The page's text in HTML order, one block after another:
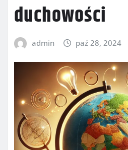
duchowości
admin paź 28, 2024